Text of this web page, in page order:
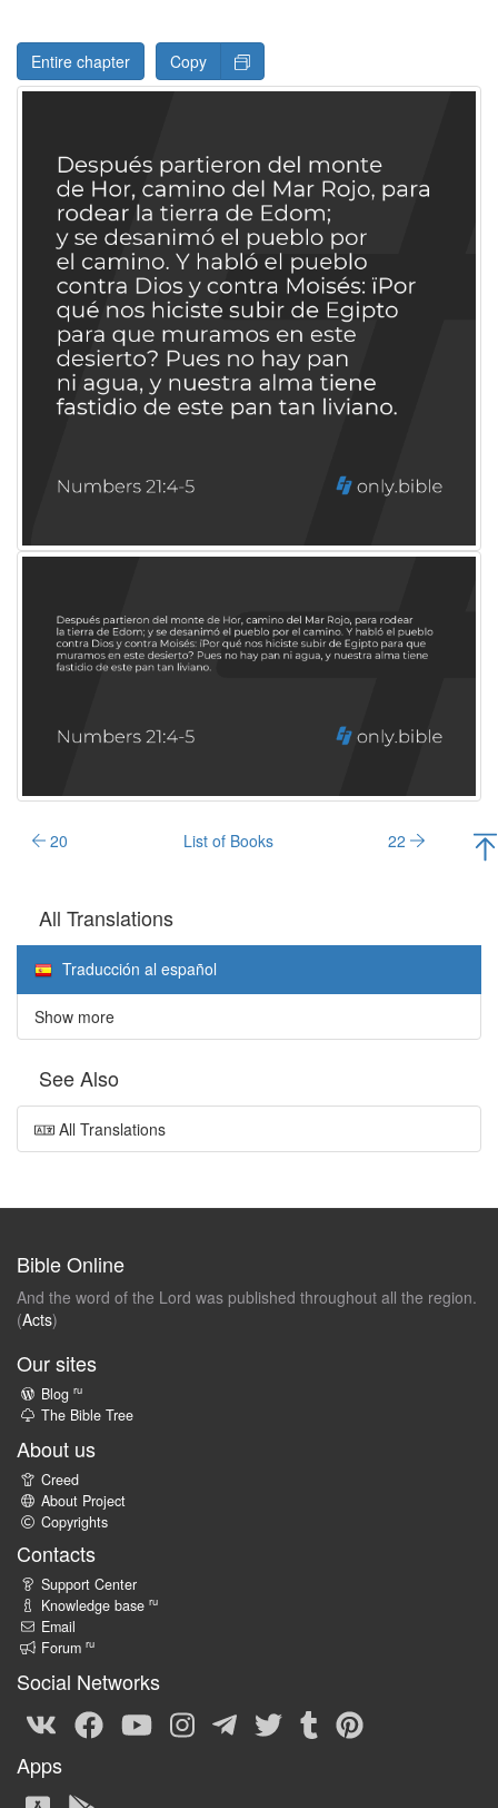
Entire chapter Copy
20 List of Books 22
All Translations
Traducción al español
Show more
See Also
All Translations
Bible Online
And the word of the Lord was published throughout all the region.
(Acts)
Our sites
Blog ru
The Bible Tree
About us
Creed
About Project
Copyrights
Contacts
Support Center
Knowledge base ru
Email
Forum ru
Social Networks
Apps